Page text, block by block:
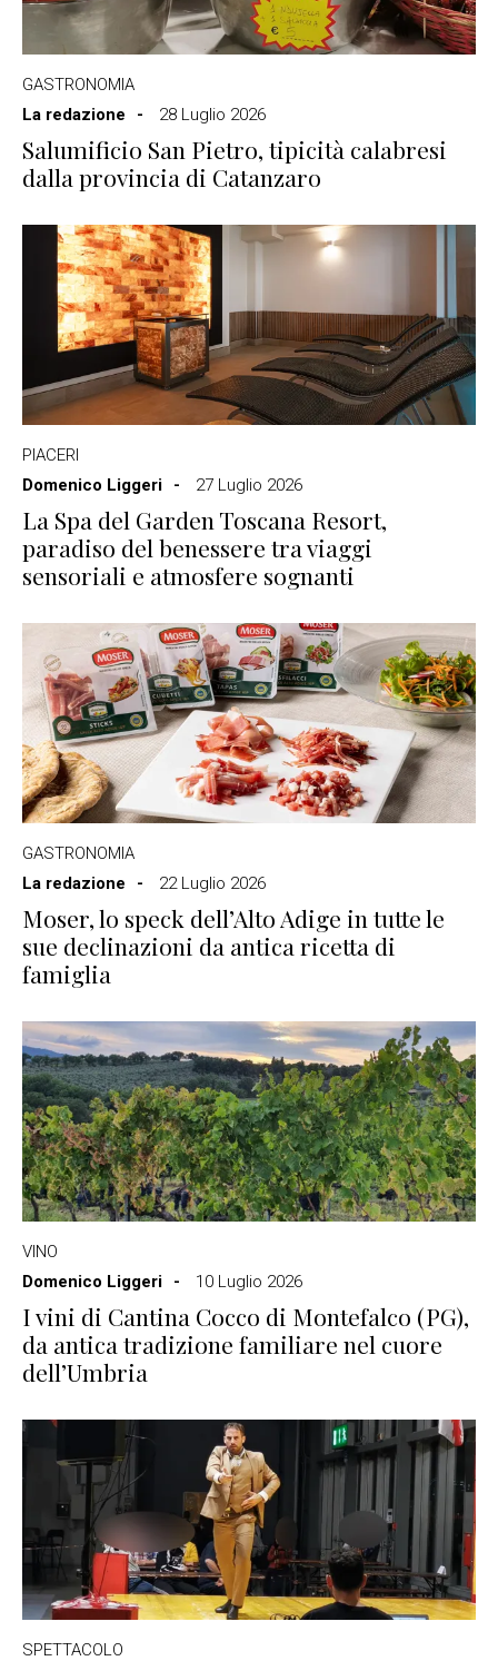
GASTRONOMIA
La redazione
28 Luglio 2026
Salumificio San Pietro, tipicità calabresi
dalla provincia di Catanzaro
PIACERI
Domenico Liggeri
27 Luglio 2026
La Spa del Garden Toscana Resort,
paradiso del benessere tra viaggi
sensoriali e atmosfere sognanti
GASTRONOMIA
La redazione
22 Luglio 2026
Moser, lo speck dell’Alto Adige in tutte le
sue declinazioni da antica ricetta di
famiglia
VINO
Domenico Liggeri
10 Luglio 2026
I vini di Cantina Cocco di Montefalco (PG),
da antica tradizione familiare nel cuore
dell’Umbria
SPETTACOLO